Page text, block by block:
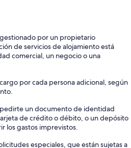
por un propietario
de servicios de alojamiento está
comercial, un negocio o una
por cada persona adicional, según
un documento de identidad
de crédito o débito, o un depósito
los gastos imprevistos.
especiales, que están sujetas a